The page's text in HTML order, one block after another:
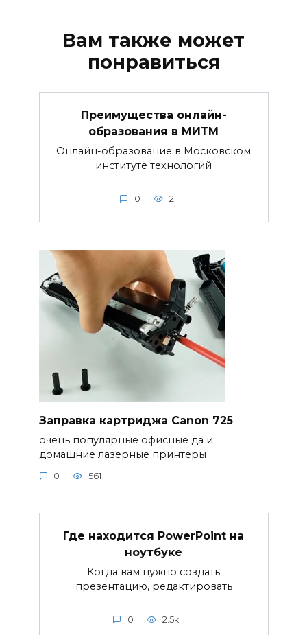
Вам также может
понравиться
Преимущества онлайн-
образования в МИТМ
Онлайн-образование в Московском
институте технологий
0 2
Заправка картриджа Canon 725
очень популярные офисные да и
домашние лазерные принтеры
0 561
Где находится PowerPoint на
ноутбуке
Когда вам нужно создать
презентацию, редактировать
0 2.5к.